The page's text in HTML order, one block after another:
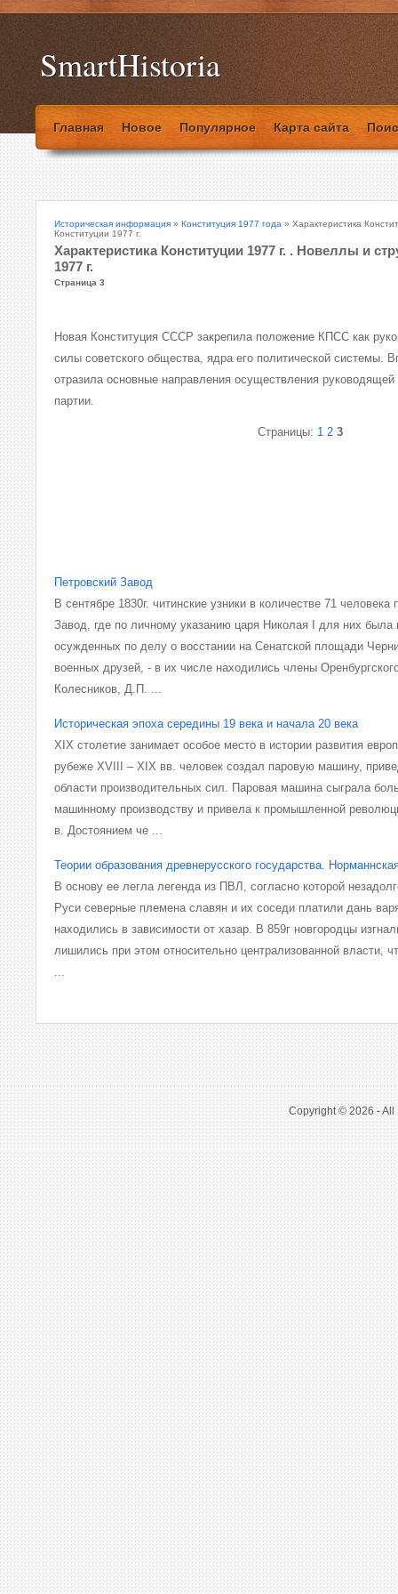
SmartHistoria
Главная Новое Популярное Карта сайта
Историческая информация » Конституция 1977 года » Характеристика
Конституции 1977 г.
Характеристика Конституции 1977 г. . Новеллы и
1977 г.
Страница 3
Новая Конституция СССР закрепила положение КПСС как
силы советского общества, ядра его политической системы.
отразила основные направления осуществления
партии.
Страницы: 1 2 3
Петровский Завод
В сентябре 1830г. читинские узники в количестве 71
Завод, где по личному указанию царя Николая I для них
осужденных по делу о восстании на Сенатской площади
военных друзей, - в их числе находились члены
Колесников, Д.П. ...
Историческая эпоха середины 19 века и начала 20 века
XIX столетие занимает особое место в истории развития
рубеже XVIII – XIX вв. человек создал паровую машину,
области производительных сил. Паровая машина сыграла
машинному производству и привела к промышленной
в. Достоянием че ...
Теории образования древнерусского государства.
В основу ее легла легенда из ПВЛ, согласно которой
Руси северные племена славян и их соседи платили дань
находились в зависимости от хазар. В 859г новгородцы
лишились при этом относительно централизованной власти,
...
Copyright © 2026 - All